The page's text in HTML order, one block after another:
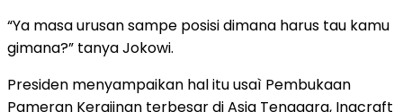
“Ya masa urusan sampe posisi dimana harus tau kamu
gimana?” tanya Jokowi.
Presiden menyampaikan hal itu usaì Pembukaan
Pameran Kerajinan terbesar di Asia Tenggara, Inacraft